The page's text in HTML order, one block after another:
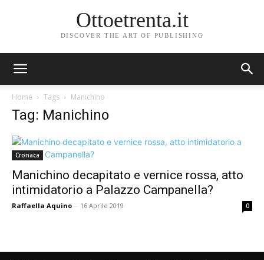
Ottoetrenta.it
DISCOVER THE ART OF PUBLISHING
Home Tags Manichino
Tag: Manichino
Cronaca
Manichino decapitato e vernice rossa, atto
intimidatorio a Palazzo Campanella?
Raffaella Aquino - 16 Aprile 2019 0